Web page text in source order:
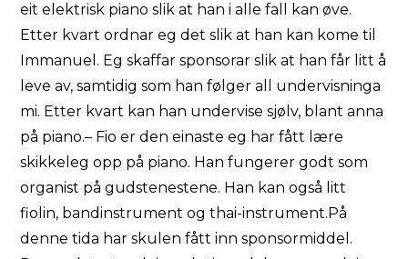
eit elektrisk piano slik at han i alle fall kan øve.
Etter kvart ordnar eg det slik at han kan kome til
Immanuel. Eg skaffar sponsorar slik at han får litt å
leve av, samtidig som han følger all undervisninga
mi. Etter kvart kan han undervise sjølv, blant anna
på piano.– Fio er den einaste eg har fått lære
skikkeleg opp på piano. Han fungerer godt som
organist på gudstenestene. Han kan også litt
fiolin, bandinstrument og thai-instrument.På
denne tida har skulen fått inn sponsormiddel.